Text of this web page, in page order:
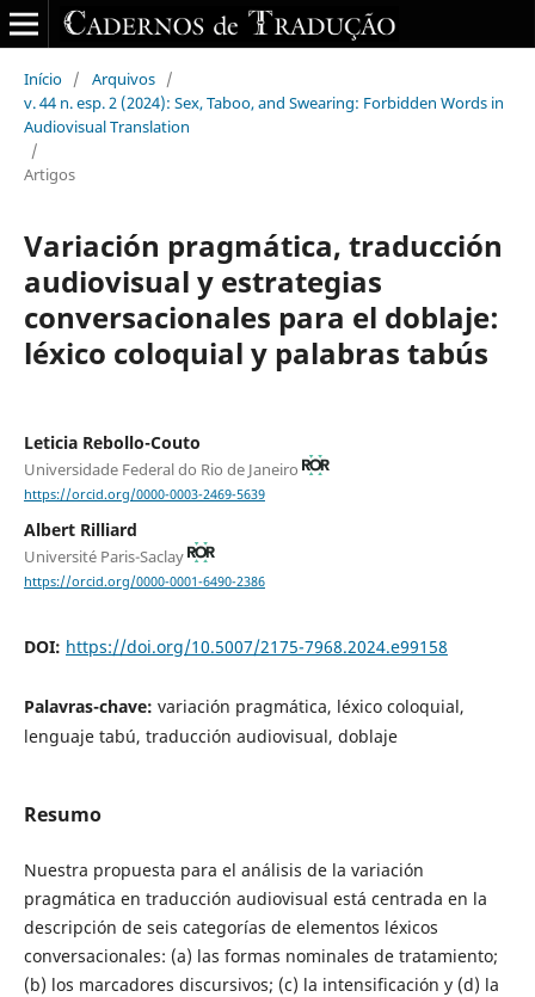
Início / Arquivos /
v. 44 n. esp. 2 (2024): Sex, Taboo, and Swearing: Forbidden Words in
Audiovisual Translation
/
Artigos
Variación pragmática, traducción
audiovisual y estrategias
conversacionales para el doblaje:
léxico coloquial y palabras tabús
Leticia Rebollo-Couto
Universidade Federal do Rio de Janeiro
https://orcid.org/0000-0003-2469-5639
Albert Rilliard
Université Paris-Saclay
https://orcid.org/0000-0001-6490-2386
DOI: https://doi.org/10.5007/2175-7968.2024.e99158
Palavras-chave: variación pragmática, léxico coloquial,
lenguaje tabú, traducción audiovisual, doblaje
Resumo
Nuestra propuesta para el análisis de la variación
pragmática en traducción audiovisual está centrada en la
descripción de seis categorías de elementos léxicos
conversacionales: (a) las formas nominales de tratamiento;
(b) los marcadores discursivos; (c) la intensificación y (d) la